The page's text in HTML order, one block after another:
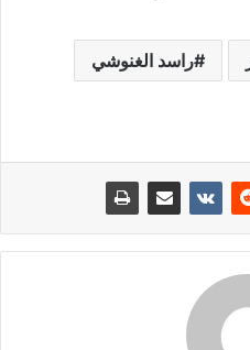
راسد الغنوشي